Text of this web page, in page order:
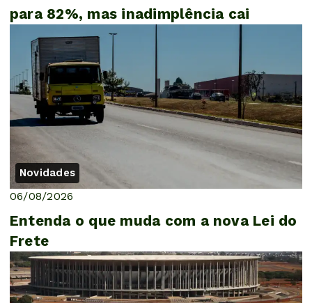
para 82%, mas inadimplência cai
Novidades
06/08/2026
Entenda o que muda com a nova Lei do
Frete